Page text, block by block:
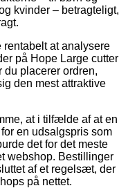
kvinder – betragteligt,
at analysere
på Hope Large cutter
du placerer ordren,
den mest attraktive
at i tilfælde af at en
en udsalgspris som
det for det meste
webshop. Bestillinger
af et regelsæt, der
på nettet.